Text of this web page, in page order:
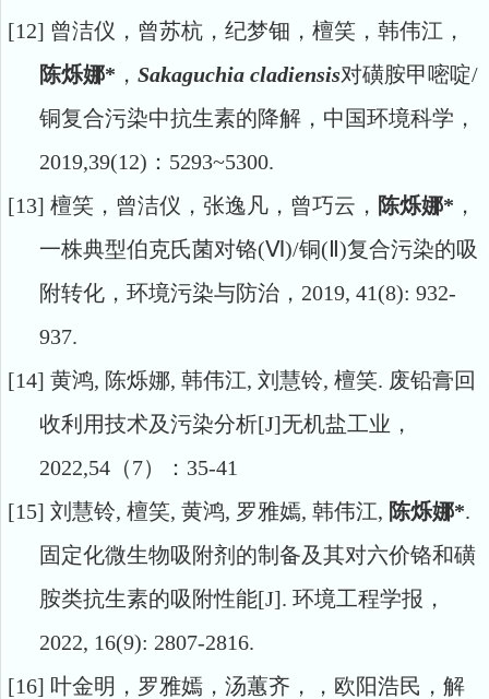
[12] 曾洁仪，曾苏杭，纪梦钿，檀笑，韩伟江，
陈烁娜* ， Sakaguchia cladiensis对磺胺甲嘧啶/
铜复合污染中抗生素的降解，中国环境科学，
2019,39(12) ： 5293~5300.
[13] 檀笑，曾洁仪，张逸凡，曾巧云， 陈烁娜* ，
一株典型伯克氏菌对铬(Ⅵ)/铜(Ⅱ)复合污染的吸
附转化 ，环境污染与防治， 2019, 41(8): 932-
937.
[14] 黄鸿, 陈烁娜, 韩伟江, 刘慧铃, 檀笑. 废铅膏回
收利用技术及污染分析[J]无机盐工业，
2022,54 （7）： 35-41
[15] 刘慧铃, 檀笑, 黄鸿, 罗雅嫣, 韩伟江, 陈烁娜*.
固定化微生物吸附剂的制备及其对六价铬和磺
胺类抗生素的吸附性能[J]. 环境工程学报，
2022, 16(9): 2807-2816.
[16] 叶金明，罗雅嫣，汤蕙齐，，欧阳浩民，解